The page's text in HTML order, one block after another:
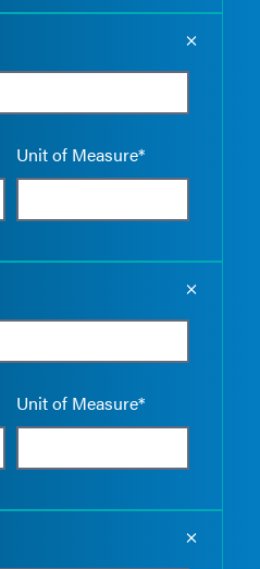
Unit of Measure*
Unit of Measure*